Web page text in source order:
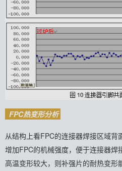
FPC热变形分析
从结构上看FPC的连接器焊接区域
增加FPC的机械强度，便于连接器焊
高温变形较大，则补强片的耐热变形